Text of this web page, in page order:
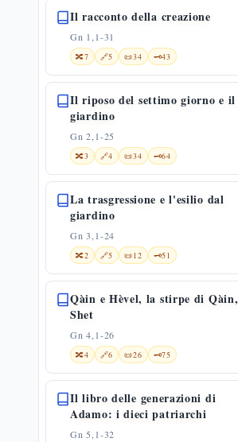
Il racconto della creazione
Gn 1,1-31
🔀7 🔗5 📜34 🗝️43
Il riposo del settimo giorno e il
giardino
Gn 2,1-25
🔀3 🔗4 📜34 🗝️64
La trasgressione e l'esilio dal
giardino
Gn 3,1-24
🔀2 🔗5 📜12 🗝️51
Qàin e Hèvel, la stirpe di Qàin,
Shet
Gn 4,1-26
🔀4 🔗6 📜26 🗝️75
Il libro delle generazioni di
Adamo: i dieci patriarchi
Gn 5,1-32